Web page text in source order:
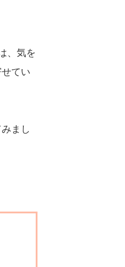
、気を
てい
まし